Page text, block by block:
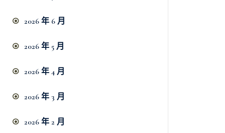
2026 年 6 月
2026 年 5 月
2026 年 4 月
2026 年 3 月
2026 年 2 月